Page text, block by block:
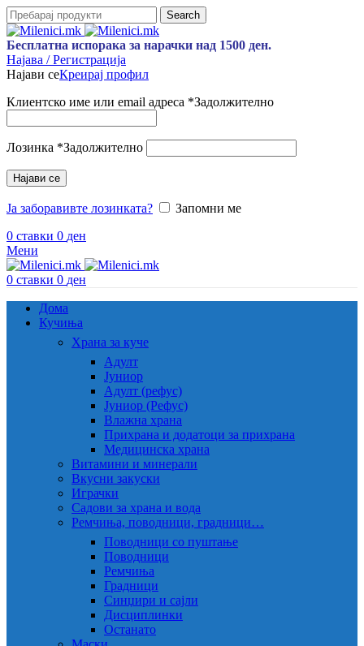
Search
Бесплатна испорака за нарачки над 1500 ден.
Најава / Регистрација
Најави сеКреирај профил
Клиентско име или email адреса *Задолжително
Лозинка *Задолжително
Најави се
Ја заборавивте лозинката?
Запомни ме
0 ставки 0 ден
Мени
0 ставки 0 ден
Дома
Кучиња
Храна за куче
Адулт
Јуниор
Адулт (рефус)
Јуниор (Рефус)
Влажна храна
Прихрана и додатоци за прихрана
Медицинска храна
Витамини и минерали
Вкусни закуски
Играчки
Садови за храна и вода
Ремчиња, поводници, градници…
Поводници со пуштање
Поводници
Ремчиња
Градници
Синџири и сајли
Дисциплинки
Останато